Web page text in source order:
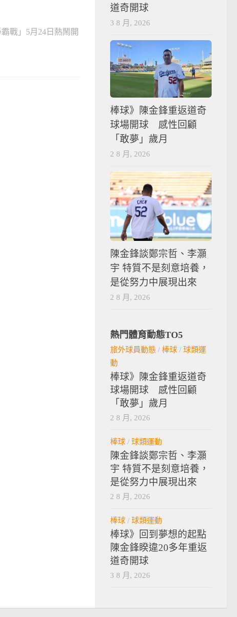
戰」5月24日熱鬧開
道奇開球
3 8 月, 2026
棒球》陳金鋒重返道奇
球場開球 感性回顧
「敢夢」歲月
2 8 月, 2026
陳金鋒談鄭宗哲、李灝
宇 特質不是刻意培養，
是從努力中展現出來
2 8 月, 2026
熱門體育動態TO5
旅外球員動態 / 棒球 / 球類運
動
棒球》陳金鋒重返道奇
球場開球 感性回顧
「敢夢」歲月
2 8 月, 2026
棒球 / 球類運動
陳金鋒談鄭宗哲、李灝
宇 特質不是刻意培養，
是從努力中展現出來
2 8 月, 2026
棒球 / 球類運動
棒球》回到夢想的起點
陳金鋒睽違20多年重返
道奇開球
3 8 月, 2026